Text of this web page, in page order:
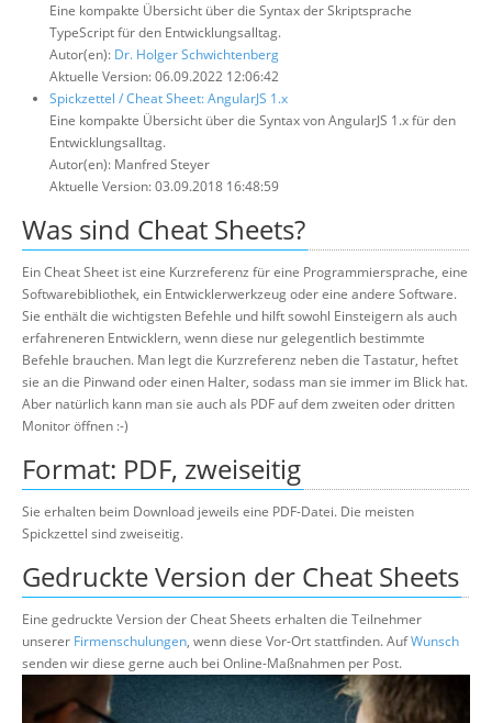
Eine kompakte Übersicht über die Syntax der Skriptsprache
TypeScript für den Entwicklungsalltag.
Autor(en): Dr. Holger Schwichtenberg
Aktuelle Version: 06.09.2022 12:06:42
Spickzettel / Cheat Sheet: AngularJS 1.x
Eine kompakte Übersicht über die Syntax von AngularJS 1.x für den
Entwicklungsalltag.
Autor(en): Manfred Steyer
Aktuelle Version: 03.09.2018 16:48:59
Was sind Cheat Sheets?
Ein Cheat Sheet ist eine Kurzreferenz für eine Programmiersprache, eine
Softwarebibliothek, ein Entwicklerwerkzeug oder eine andere Software.
Sie enthält die wichtigsten Befehle und hilft sowohl Einsteigern als auch
erfahreneren Entwicklern, wenn diese nur gelegentlich bestimmte
Befehle brauchen. Man legt die Kurzreferenz neben die Tastatur, heftet
sie an die Pinwand oder einen Halter, sodass man sie immer im Blick hat.
Aber natürlich kann man sie auch als PDF auf dem zweiten oder dritten
Monitor öffnen :-)
Format: PDF, zweiseitig
Sie erhalten beim Download jeweils eine PDF-Datei. Die meisten
Spickzettel sind zweiseitig.
Gedruckte Version der Cheat Sheets
Eine gedruckte Version der Cheat Sheets erhalten die Teilnehmer
unserer Firmenschulungen, wenn diese Vor-Ort stattfinden. AufWunsch
senden wir diese gerne auch bei Online-Maßnahmen per Post.